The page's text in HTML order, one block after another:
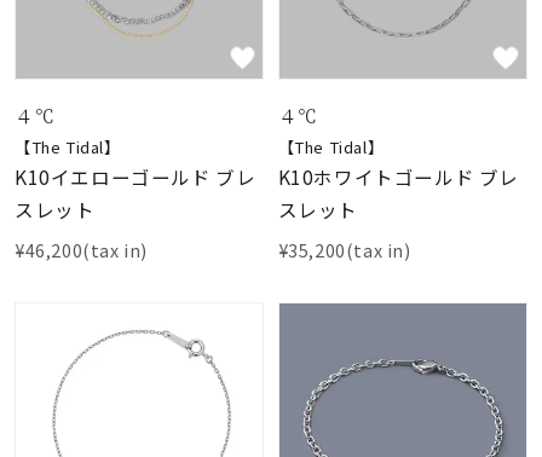
４℃
【The Tidal】
K10イエローゴールド ブレ
スレット
¥46,200(tax in)
４℃
【The Tidal】
K10ホワイトゴールド ブレ
スレット
¥35,200(tax in)